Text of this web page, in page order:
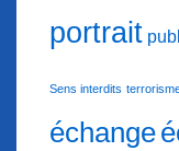
portrait
Sens interdits
échange